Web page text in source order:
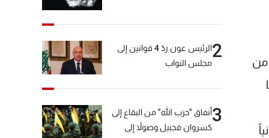
من
2
الرئيس عون ردّ 4 قوانين إلى
مجلس النواب
3أنفاق "حزب الله" من البقاع إلى
كسروان فجبيل وصولاً إلى